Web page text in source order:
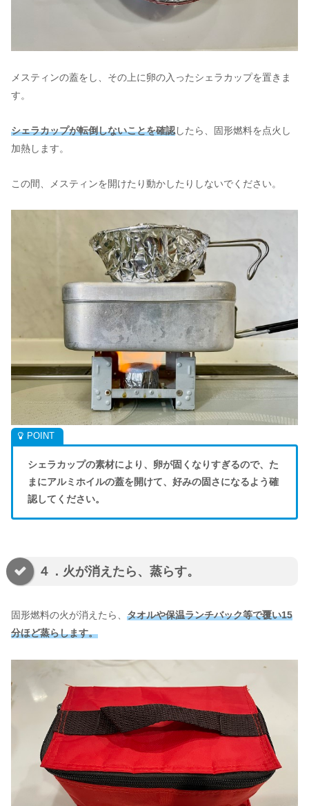
メスティンの蓋をし、その上に卵の入ったシェラカップを置きま
す。
シェラカップが転倒しないことを確認したら、固形燃料を点火し
加熱します。
この間、メスティンを開けたり動かしたりしないでください。
シェラカップの素材により、卵が固くなりすぎるので、た
まにアルミホイルの蓋を開けて、好みの固さになるよう確
認してください。
４．火が消えたら、蒸らす。
固形燃料の火が消えたら、 タオルや保温ランチバック等で覆い15
分ほど蒸らします。